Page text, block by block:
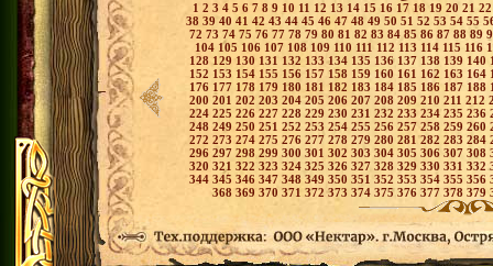
1 2 3 4 5 6 7 8 9 10 11 12 13 14 15 16 17 18 19 20 21
38 39 40 41 42 43 44 45 46 47 48 49 50 51 52 53 54 55
72 73 74 75 76 77 78 79 80 81 82 83 84 85 86 87 88 89
104 105 106 107 108 109 110 111 112 113 114 115 116
128 129 130 131 132 133134 135 136 137 138 139 140
152 153 154 155 156 157 158 159 160 161 162 163 164
176 177 178 179 180 181 182 183 184 185 186 187 188
200 201 202 203 204 205 206 207 208 209 210 211 212
224 225 226 227 228 229 230 231 232 233 234 235 236
248 249 250 251 252 253 254 255 256 257 258 259 260
272 273 274 275 276 277 278 279 280 281282 283 284
296 297 298 299 300 301 302 303 304 305 306 307 308
320 321 322 323 324 325 326 327 328 329 330 331 332
344 345 346 347 348 349 350 351 352 353 354 355 356
368 369 370 371 372373 374 375 376 377 378 379